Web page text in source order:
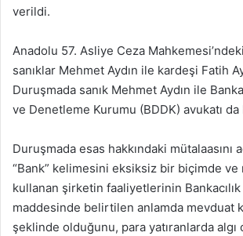
verildi.
Anadolu 57. Asliye Ceza
sanıklar Mehmet Aydın ile kardeşi Fatih
Duruşmada sanık Mehmet Aydın ile
ve Denetleme Kurumu (BDDK) avukatı da
Duruşmada esas hakkındaki mütalaasını
“Bank” kelimesini eksiksiz bir biçimde ve
kullanan şirketin faaliyetlerinin Bankacılık
maddesinde belirtilen anlamda mevduat
şeklinde olduğunu, para yatıranlarda